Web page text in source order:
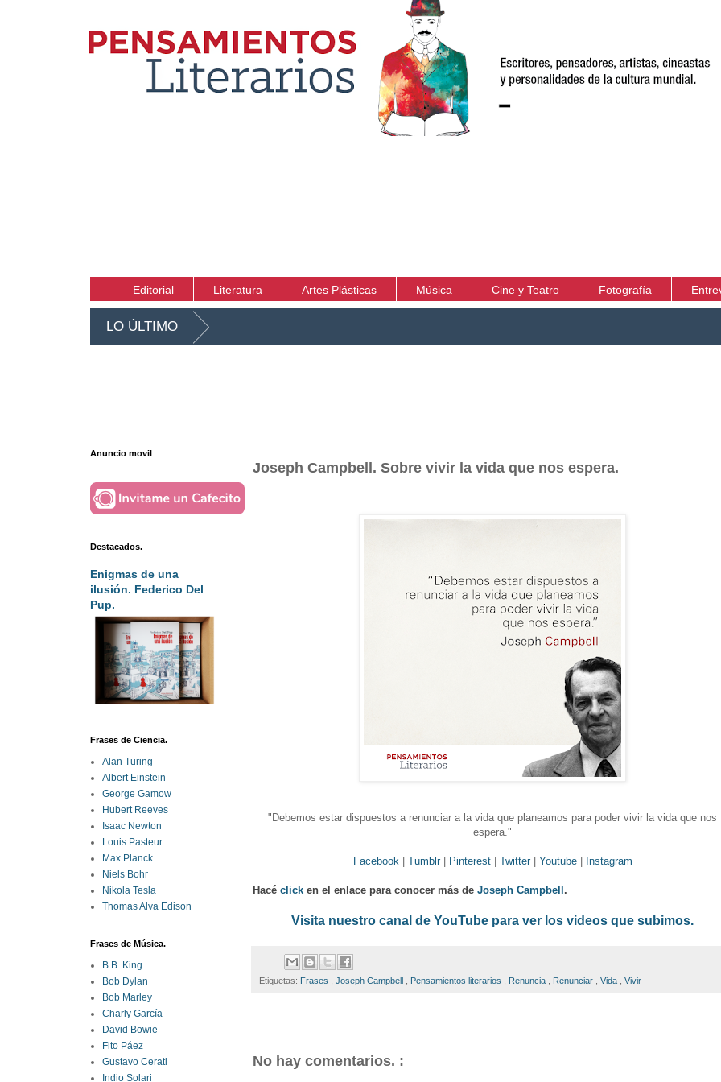
Editorial Literatura Artes Plásticas Música Cine y Teatro Fotografía
LO ÚLTIMO
Joseph Campbell. Sobre vivir la vida que nos espera.
"Debemos estar dispuestos a renunciar a la vida que planeamos para poder vivir la vida que nos
espera."
Facebook| Tumblr| Pinterest| Twitter| Youtube| Instagram
Hacé click en el enlace para conocer más de Joseph Campbell .
Visita nuestro canal de YouTube para ver los videos que subimos.
Etiquetas: Frases , Joseph Campbell , Pensamientos literarios , Renuncia , Renunciar , Vida , Vivir
No hay comentarios. :
Anuncio movil
Destacados.
Enigmas de una
ilusión. Federico Del
Pup.
Frases de Ciencia.
Alan Turing
Albert Einstein
George Gamow
Hubert Reeves
Isaac Newton
Louis Pasteur
Max Planck
Niels Bohr
Nikola Tesla
Thomas Alva Edison
Frases de Música.
B.B. King
Bob Dylan
Bob Marley
Charly García
David Bowie
Fito Páez
Gustavo Cerati
Indio Solari